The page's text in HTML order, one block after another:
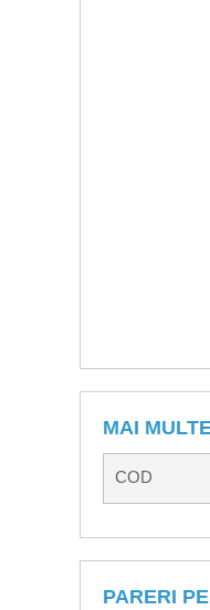
MAI
COD
PARERI